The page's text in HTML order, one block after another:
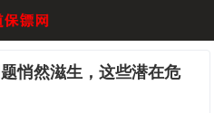
悄然滋生，这些潜在危